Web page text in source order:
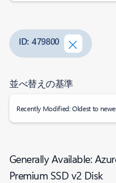
ID: 479800
並べ替えの基準
Recently Modified: Oldest to
Generally Available:
Premium SSD v2 Disk